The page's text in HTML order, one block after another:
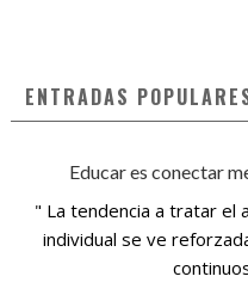
ENTRADAS
Educar es conectar
" La tendencia a tratar el
individual se ve